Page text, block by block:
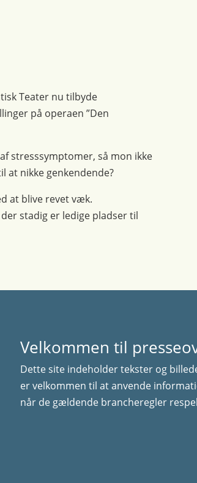
Teater nu tilbyde
på operaen ”Den
stresssymptomer, så mon ikke
at nikke genkendende?
at blive revet væk.
stadig er ledige pladser til
Velkommen til
Dette site indeholder tekster og
er velkommen til at anvende
når de gældende brancheregler